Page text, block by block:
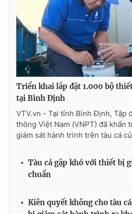
Video
VTV Money VTV
VTV Sức khoẻ
Thị trường 24h Tấm
Liên hệ tòa soạn
Triển khai lắp đặt 1.000 bộ
tại Bình Định
VTV.vn - Tại tỉnh Bình Định, Tập
thông Việt Nam (VNPT) đã khẩn
giám sát hành trình trên tàu cá
Tàu cá gặp khó với thiết bị
chuẩn
Kiên quyết không cho tàu